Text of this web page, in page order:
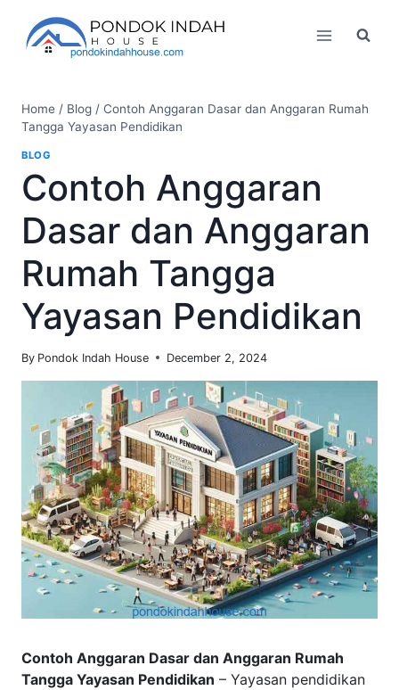
content
Home / Blog / Contoh Anggaran Dasar dan Anggaran Rumah
Tangga Yayasan Pendidikan
BLOG
Contoh Anggaran
Dasar dan Anggaran
Rumah Tangga
Yayasan Pendidikan
By Pondok Indah House December 2, 2024
Contoh Anggaran Dasar dan Anggaran Rumah
Tangga Yayasan Pendidikan – Yayasan pendidikan